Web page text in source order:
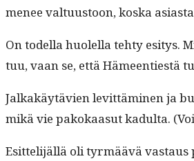
menee val­tu­us­toon, kos­ka
On todel­la huolel­la tehty esi­tys.
tuu, vaan se, että Hämeen­ti­estä
Jalka­käytävien levit­tämi­nen ja
mikä vie pakokaa­sut kadul­ta.
Esit­telijäl­lä oli tyr­määvä